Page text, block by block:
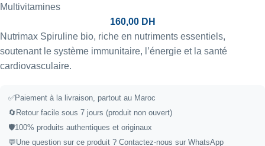
Multivitamines
160,00 DH
Nutrimax Spiruline bio, riche en nutriments essentiels,
soutenant le système immunitaire, l’énergie et la santé
cardiovasculaire.
✅Paiement à la livraison, partout au Maroc
🔄 Retour facile sous 7 jours (produit non ouvert)
🛡️100% produits authentiques et originaux
💬Une question sur ce produit ? Contactez-nous sur WhatsApp